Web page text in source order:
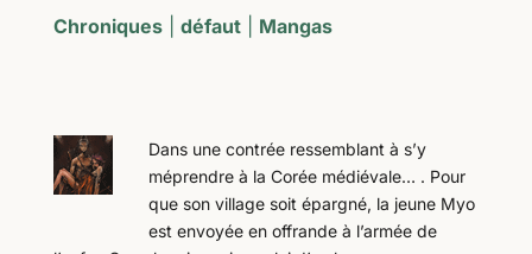
Chroniques| défaut| Mangas
Dans une contrée ressemblant à s’y
méprendre à la Corée médiévale… . Pour
que son village soit épargné, la jeune Myo
est envoyée en offrande à l’armée de